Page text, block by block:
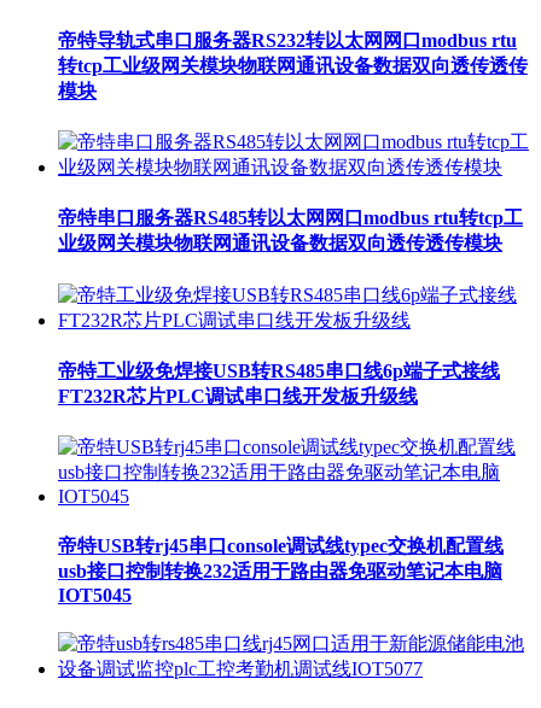
帝特导轨式串口服务器RS232转以太网网口modbus rtu
转tcp工业级网关模块物联网通讯设备数据双向透传透传
模块
帝特串口服务器RS485转以太网网口modbus rtu转tcp工
业级网关模块物联网通讯设备数据双向透传透传模块
帝特工业级免焊接USB转RS485串口线6p端子式接线
FT232R芯片PLC调试串口线开发板升级线
帝特USB转rj45串口console调试线typec交换机配置线
usb接口控制转换232适用于路由器免驱动笔记本电脑
IOT5045